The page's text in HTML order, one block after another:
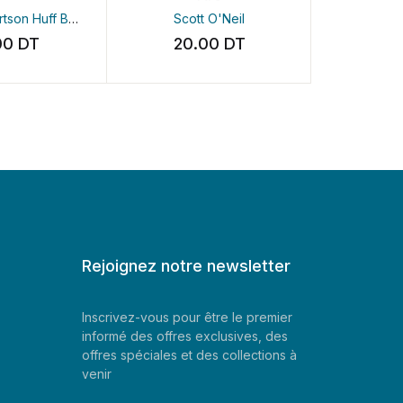
Huff Beth Clark Louie Giglio
DT
Scott O'Neil
20.00DT
Rejoignez notre newsletter
Inscrivez-vous pour être le premier
informé des offres exclusives, des
offres spéciales et des collections à
venir